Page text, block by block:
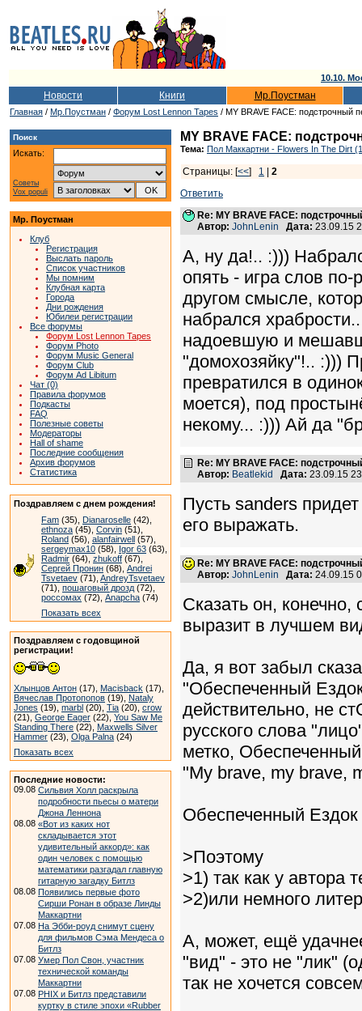
10.10.
Новости Книги Мр.Поустман
Главная / Мр.Поустман / Форум Lost Lennon Tapes / MY BRAVE FACE: подстрочный
Поиск
Искать:
Советы
Vox populi
Мр. Поустман
Клуб
Регистрация
Выслать пароль
Список участников
Мы помним
Клубная карта
Города
Дни рождения
Юбилеи регистрации
Все форумы
Форум Lost Lennon Tapes
Форум Photo
Форум Music General
Форум Club
Форум Ad Libitum
Чат (0)
Правила форумов
Подкасты
FAQ
Полезные советы
Модераторы
Hall of shame
Последние сообщения
Архив форумов
Статистика
Поздравляем с днем рождения!
Fam (35), Dianaroselle (42),
ethnoza (45), Corvin (51),
Roland (56), alanfairwell (57),
sergeymax10 (58), Igor 63 (63),
Radmir (64), zhukoff (67),
Сергей Пронин (68), Andrei
Tsvetaev (71), AndreyTsvetaev
(71), пошаговый дрозд (72),
россомах (72), Anapcha (74)
Показать всех
Поздравляем с годовщиной
регистрации!
Хлынцов Антон (17), Macisback (17),
Вячеслав Протопопов (19), Nataly
Jones (19), marbl (20), Tia (20), crow
(21), George Eager (22), You Saw Me
Standing There (22), Maxwells Silver
Hammer (23), Olga Palna (24)
Показать всех
Последние новости:
09.08 Сильвия Холл раскрыла
подробности пьесы о матери
Джона Леннона
08.08 «Вот из каких нот
складывается этот
удивительный аккорд»: как
один человек с помощью
математики разгадал главную
гитарную загадку Битлз
08.08 Появились первые фото
Сирши Ронан в образе Линды
Маккартни
07.08 На Эбби-роуд снимут сцену
для фильмов Сэма Мендеса о
Битлз
07.08 Умер Пол Свон, участник
технической команды
Маккартни
07.08 PHIX и Битлз представили
куртку в стиле эпохи «Rubber
MY BRAVE FACE:
Тема: Пол Маккартни - Flowers In The Dirt
Страницы: [<<] 1
2
Ответить
Re: MY BRAVE FACE:
Автор: JohnLenin Дата: 23.09.15
А, ну да!.. :)))
опять - игра слов
другом смысле,
набрался
надоевшую и
"домохозяйку"!.. :)))
превратился в
моется), под
некому... :))) Ай да
Re: MY BRAVE FACE:
Автор: Beatlekid Дата: 23.09.15
Пусть sanders
его выражать.
Re: MY BRAVE FACE:
Автор: JohnLenin Дата: 24.09.15
Сказать он,
выразит в лучшем
Да, я вот забыл
"Обеспеченный
действительно, не
русского слова
метко,
"My brave, my brave,
Обеспеченный Ездок
>Поэтому
>1) так как у автора
>2)или немного
А, может, ещё
"вид" - это не "лик"
так не хочется